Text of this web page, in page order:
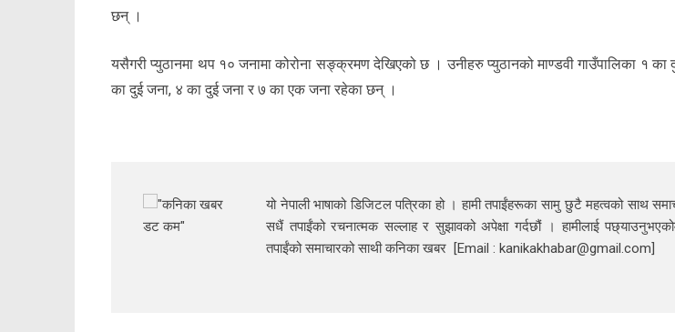
छन् ।
यसैगरी प्युठानमा थप १० जनामा कोरोना सङ्क्रमण देखिएको छ । उनीहरु प्युठानको माण्डवी गाउँपालिका १ का
का दुई जना, ४ का दुई जना र ७ का एक जना रहेका छन् ।
यो नेपाली भाषाको डिजिटल पत्रिका हो । हामी तपाईंहरूका सामु छुटै महत्वको साथ
सधैं तपाईंको रचनात्मक सल्लाह र सुझावको अपेक्षा गर्दछौं । हामीलाई
तपाईंको समाचारको साथी कनिका खबर [Email : kanikakhabar@gmail.com]